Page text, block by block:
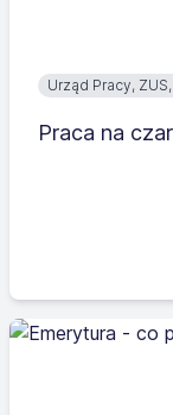
Urząd Pracy,
Praca na